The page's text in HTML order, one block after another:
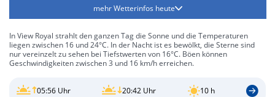
mehr Wetterinfos heute
In View Royal strahlt den ganzen Tag die Sonne und die Temperaturen
liegen zwischen 16 und 24°C. In der Nacht ist es bewölkt, die Sterne sind
nur vereinzelt zu sehen bei Tiefstwerten von 16°C. Böen können
Geschwindigkeiten zwischen 3 und 16 km/h erreichen.
05:56 Uhr 20:42 Uhr 10 h